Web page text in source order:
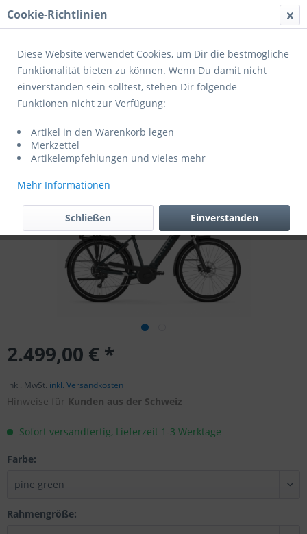
Menü
Übersicht Trekkingbikes
Performance Line (75Nm) 27,5 Zoll 2024
2.499,00 € *
inkl. MwSt. inkl. Versandkosten
Hinweise für Kunden aus der Schweiz
Sofort versandfertig, Lieferzeit 1-3 Werktage
Farbe:
Rahmengröße:
Cookie-Richtlinien
Diese Website verwendet Cookies, um Dir die bestmögliche
Funktionalität bieten zu können. Wenn Du damit nicht
einverstanden sein solltest, stehen Dir folgende
Funktionen nicht zur Verfügung:
Artikel in den Warenkorb legen
Merkzettel
Artikelempfehlungen und vieles mehr
Mehr Informationen
Einverstanden
Schließen